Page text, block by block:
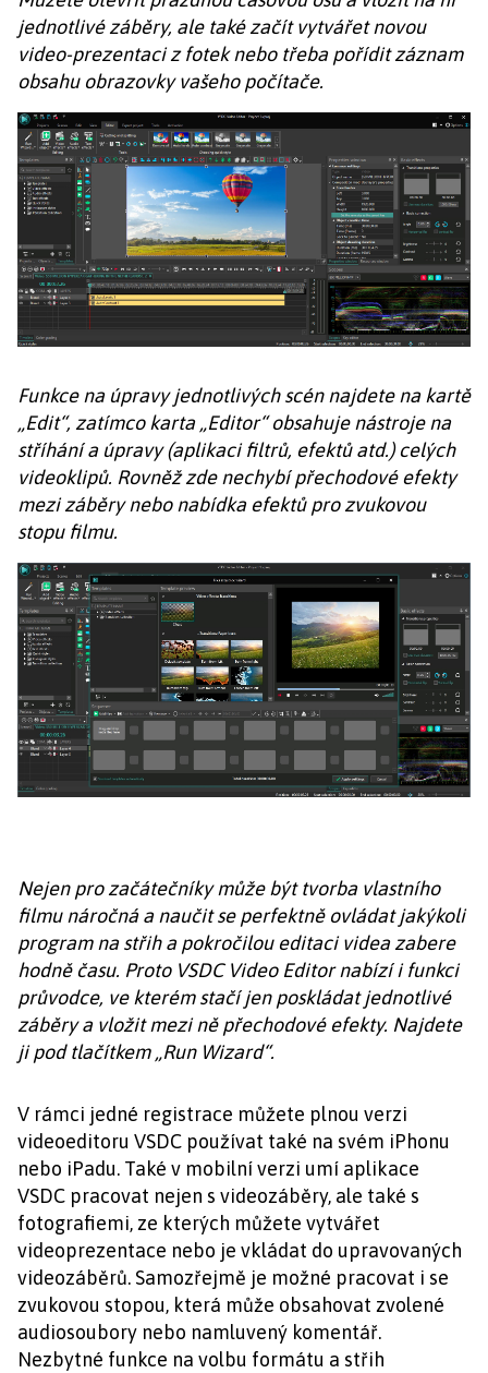
jednotlivé záběry, ale také začít vytvářet novou
video-prezentaci z fotek nebo třeba pořídit záznam
obsahu obrazovky vašeho počítače.
Funkce na úpravy jednotlivých scén najdete na kartě
„Edit“, zatímco karta „Editor“ obsahuje nástroje na
stříhání a úpravy (aplikaci filtrů, efektů atd.) celých
videoklipů. Rovněž zde nechybí přechodové efekty
mezi záběry nebo nabídka efektů pro zvukovou
stopu filmu.
Nejen pro začátečníky může být tvorba vlastního
filmu náročná a naučit se perfektně ovládat jakýkoli
program na střih a pokročilou editaci videa zabere
hodně času. Proto VSDC Video Editor nabízí i funkci
průvodce, ve kterém stačí jen poskládat jednotlivé
záběry a vložit mezi ně přechodové efekty. Najdete
ji pod tlačítkem „Run Wizard“.
V rámci jedné registrace můžete plnou verzi
videoeditoru VSDC používat také na svém iPhonu
nebo iPadu. Také v mobilní verzi umí aplikace
VSDC pracovat nejen s videozáběry, ale také s
fotografiemi, ze kterých můžete vytvářet
videoprezentace nebo je vkládat do upravovaných
videozáběrů. Samozřejmě je možné pracovat i se
zvukovou stopou, která může obsahovat zvolené
audiosoubory nebo namluvený komentář.
Nezbytné funkce na volbu formátu a střih